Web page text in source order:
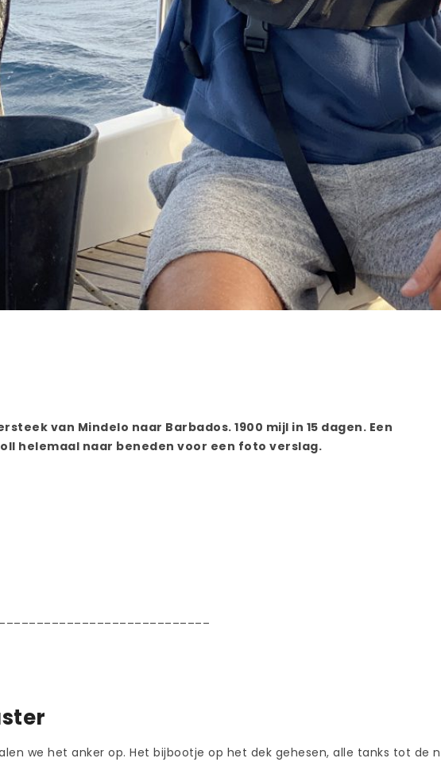
van Mindelo naar Barbados. 1900 mijl in 15 dagen. Een
helemaal naar beneden voor een foto verslag.
we het anker op. Het bijbootje op het dek gehesen, alle tanks tot de